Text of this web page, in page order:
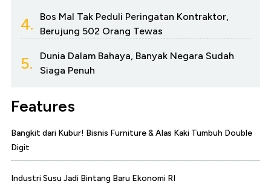
4.
Bos Mal Tak Peduli Peringatan Kontraktor,
Berujung 502 Orang Tewas
5.
Dunia Dalam Bahaya, Banyak Negara Sudah
Siaga Penuh
Features
Bangkit dari Kubur! Bisnis Furniture & Alas Kaki Tumbuh Double
Digit
Industri Susu Jadi Bintang Baru Ekonomi RI